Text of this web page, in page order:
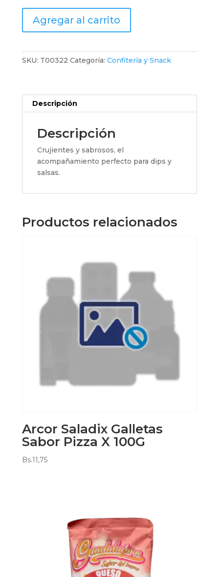
Nachos
Sabor
X
Agregar al carrito
SKU: T00322 Categoría: Confitería y Snack
Descripción
Descripción
Crujientes y sabrosos, el
acompañamiento perfecto para dips y
salsas.
Productos relacionados
Arcor Saladix Galletas
Sabor Pizza X 100G
Bs.11,75